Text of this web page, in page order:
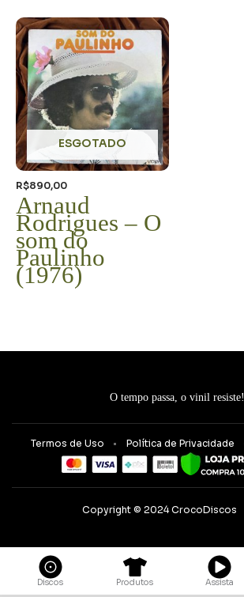
ESGOTADO
R$890,00
Arnaud
Rodrigues – O
som do
Paulinho
(1976)
O tempo passa, o vinil resiste!
Termos de Uso Política de Privacidade
Copyright © 2024 CrocoDiscos
Discos Produtos Assista